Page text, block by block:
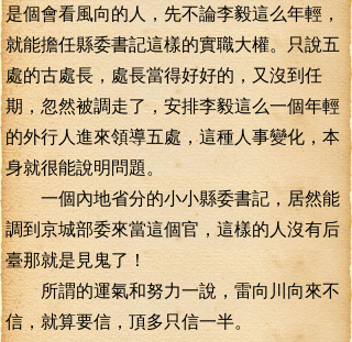
是個會看風向的人，先不論李毅這么年輕，
就能擔任縣委書記這樣的實職大權。只說五
處的古處長，處長當得好好的，又沒到任
期，忽然被調走了，安排李毅這么一個年輕
的外行人進來領導五處，這種人事變化，本
身就很能說明問題。
一個內地省分的小小縣委書記，居然能
調到京城部委來當這個官，這樣的人沒有后
臺那就是見鬼了！
所謂的運氣和努力一說，雷向川向來不
信，就算要信，頂多只信一半。